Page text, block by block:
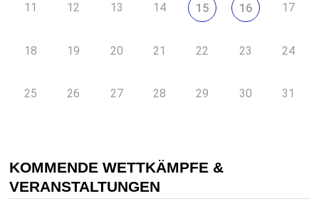
11 12 13 14 15 16 17
18 19 20 21 22 23 24
25 26 27 28 29 30 31
KOMMENDE WETTKÄMPFE &
VERANSTALTUNGEN